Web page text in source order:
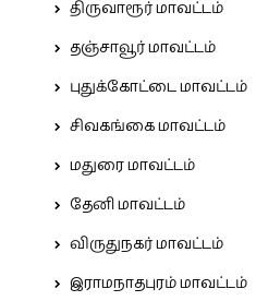
திருவாரூர் மாவட்டம்
தஞ்சாவூர் மாவட்டம்
புதுக்கோட்டை மாவட்டம்
சிவகங்கை மாவட்டம்
மதுரை மாவட்டம்
தேனி மாவட்டம்
விருதுநகர் மாவட்டம்
இராமநாதபுரம் மாவட்டம்